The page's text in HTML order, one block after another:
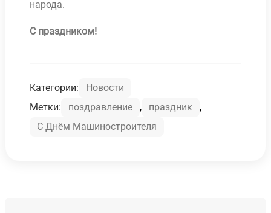
народа.
С праздником!
Категории:
Новости
Метки:
поздравление , праздник
,
С Днём Машиностроителя